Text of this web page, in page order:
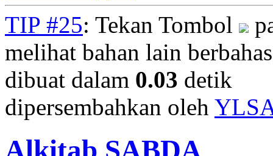
TIP #25: Tekan Tombol
melihat bahan lain
dibuat dalam 0.03 detik
dipersembahkan oleh